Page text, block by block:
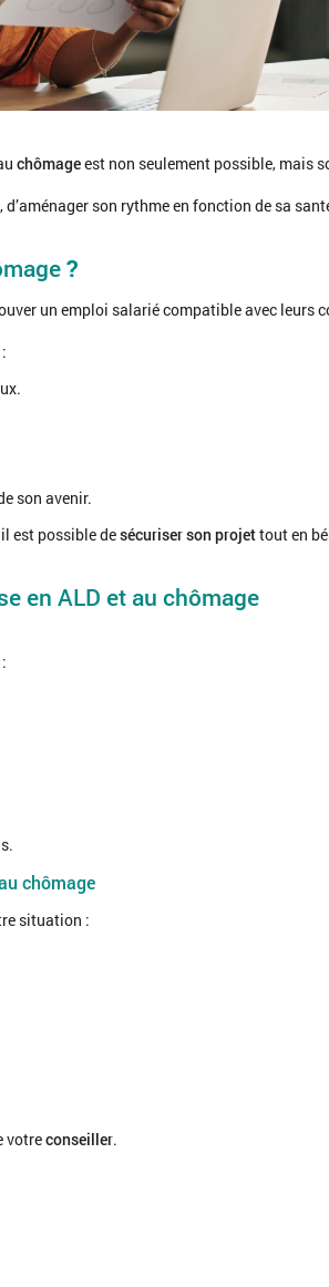
chômageest non seulement possible, mais
son rythme en fonction de sa
?
un emploi salarié compatible avec leurs
son avenir.
est possible desécuriser son projettout en
en ALD et au chômage
chômage
situation :
votreconseiller.